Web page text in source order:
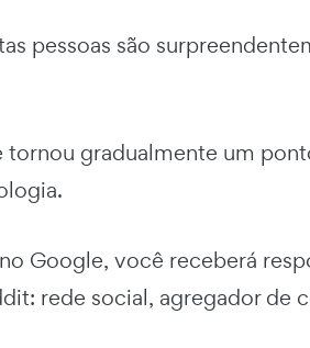
pessoas são
gradualmente um
Google, você receberá
rede social, agregador de